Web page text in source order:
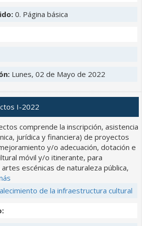
0. Página básica
Lunes, 02 de Mayo de 2022
I-2022
comprende la inscripción, asistencia
jurídica y financiera) de proyectos
y/o adecuación, dotación e
móvil y/o itinerante, para
escénicas de naturaleza pública,
de la infraestructura cultural